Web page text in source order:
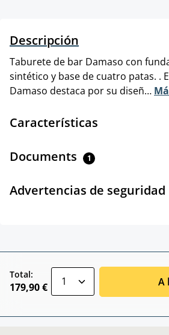
Descripción
Taburete de bar Damaso con
sintético y base de cuatro patas. .
Damaso destaca por su diseñ…
Características
Documents 1
Advertencias de seguridad
Total:
179,90 € A